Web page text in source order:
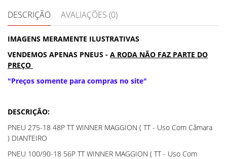
DESCRIÇÃO
AVALIAÇÕES (0)
IMAGENS MERAMENTE ILUSTRATIVAS
VENDEMOS APENAS PNEUS - A RODA NÃO FAZ PARTE DO
PREÇO
"Preços somente para compras no site"
DESCRIÇÃO:
PNEU 275-18 48P TT WINNER MAGGION ( TT - Uso Com Câmara
) DIANTEIRO
PNEU 100/90-18 56P TT WINNER MAGGION ( TT - Uso Com